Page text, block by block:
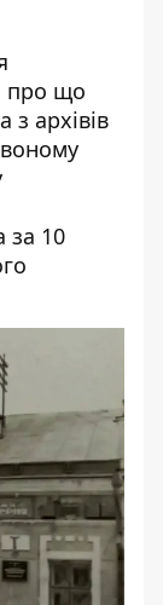
про що
архівів
за 10